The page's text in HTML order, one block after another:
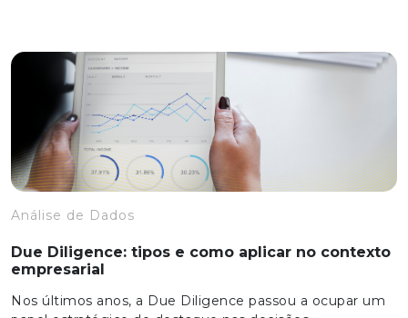
Análise de Dados
Due Diligence: tipos e como aplicar no contexto
empresarial
Nos últimos anos, a Due Diligence passou a ocupar um